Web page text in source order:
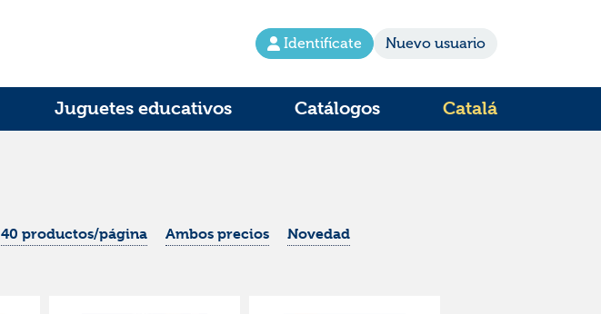
Identifícate Nuevo usuario
Juguetes educativos Catálogos Catalá
40 productos/página Ambos precios Novedad